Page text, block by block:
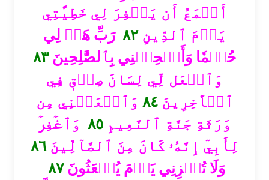
أَطۡمَعُ أَن يَغۡفِرَ لِي خَطِيٓ‍َٔتِي
يَوۡمَ ٱلدِّينِ٨٢ رَبِّ هَبۡ لِي
حُكۡمٗا وَأَلۡحِقۡنِي بِٱلصَّٰلِحِينَ٨٣
وَٱجۡعَل لِّي لِسَانَ صِدۡقٖ فِي
ٱلۡأٓخِرِينَ٨٤ وَٱجۡعَلۡنِي مِن
وَرَثَةِ جَنَّةِ ٱلنَّعِيمِ٨٥ وَٱغۡفِرۡ
لِأَبِيٓ إِنَّهُۥ كَانَ مِنَ ٱلضَّآلِّينَ٨٦
وَلَا تُخۡزِنِي يَوۡمَ يُبۡعَثُونَ٨٧